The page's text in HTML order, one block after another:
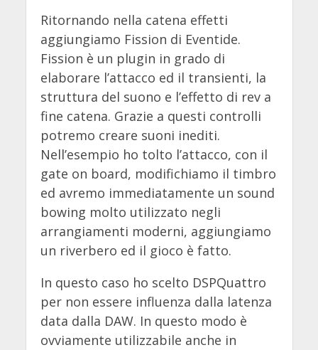
Ritornando nella catena effetti
aggiungiamo Fission di Eventide.
Fission è un plugin in grado di
elaborare l’attacco ed il transienti, la
struttura del suono e l’effetto di rev a
fine catena. Grazie a questi controlli
potremo creare suoni inediti.
Nell’esempio ho tolto l’attacco, con il
gate on board, modifichiamo il timbro
ed avremo immediatamente un sound
bowing molto utilizzato negli
arrangiamenti moderni, aggiungiamo
un riverbero ed il gioco è fatto.
In questo caso ho scelto DSPQuattro
per non essere influenza dalla latenza
data dalla DAW. In questo modo è
ovviamente utilizzabile anche in